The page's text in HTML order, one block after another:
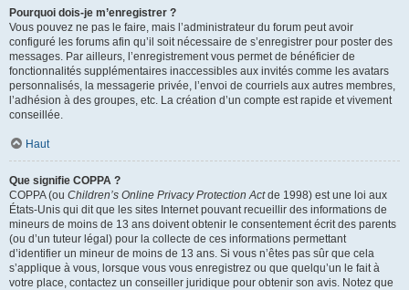
Pourquoi dois-je m’enregistrer ?
Vous pouvez ne pas le faire, mais l’administrateur du forum peut avoir
configuré les forums afin qu’il soit nécessaire de s’enregistrer pour poster des
messages. Par ailleurs, l’enregistrement vous permet de bénéficier de
fonctionnalités supplémentaires inaccessibles aux invités comme les avatars
personnalisés, la messagerie privée, l’envoi de courriels aux autres membres,
l’adhésion à des groupes, etc. La création d’un compte est rapide et vivement
conseillée.
Haut
Que signifie COPPA ?
COPPA (ou Children’s Online Privacy Protection Actde 1998) est une loi aux
États-Unis qui dit que les sites Internet pouvant recueillir des informations de
mineurs de moins de 13 ans doivent obtenir le consentement écrit des parents
(ou d’un tuteur légal) pour la collecte de ces informations permettant
d’identifier un mineur de moins de 13 ans. Si vous n’êtes pas sûr que cela
s’applique à vous, lorsque vous vous enregistrez ou que quelqu’un le fait à
votre place, contactez un conseiller juridique pour obtenir son avis. Notez que